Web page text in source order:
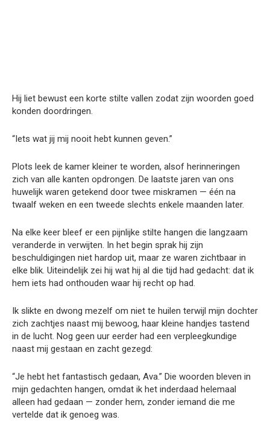
Hij liet bewust een korte stilte vallen zodat zijn woorden goed
konden doordringen.
“Iets wat jij mij nooit hebt kunnen geven.”
Plots leek de kamer kleiner te worden, alsof herinneringen
zich van alle kanten opdrongen. De laatste jaren van ons
huwelijk waren getekend door twee miskramen — één na
twaalf weken en een tweede slechts enkele maanden later.
Na elke keer bleef er een pijnlijke stilte hangen die langzaam
veranderde in verwijten. In het begin sprak hij zijn
beschuldigingen niet hardop uit, maar ze waren zichtbaar in
elke blik. Uiteindelijk zei hij wat hij al die tijd had gedacht: dat ik
hem iets had onthouden waar hij recht op had.
Ik slikte en dwong mezelf om niet te huilen terwijl mijn dochter
zich zachtjes naast mij bewoog, haar kleine handjes tastend
in de lucht. Nog geen uur eerder had een verpleegkundige
naast mij gestaan en zacht gezegd:
“Je hebt het fantastisch gedaan, Ava.” Die woorden bleven in
mijn gedachten hangen, omdat ik het inderdaad helemaal
alleen had gedaan — zonder hem, zonder iemand die me
vertelde dat ik genoeg was.